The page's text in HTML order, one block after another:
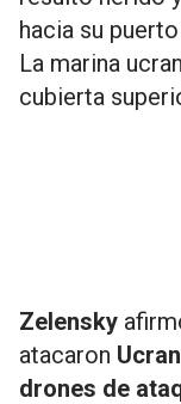
hacia su
La marina
cubierta
Zelensky
atacaron
drones de